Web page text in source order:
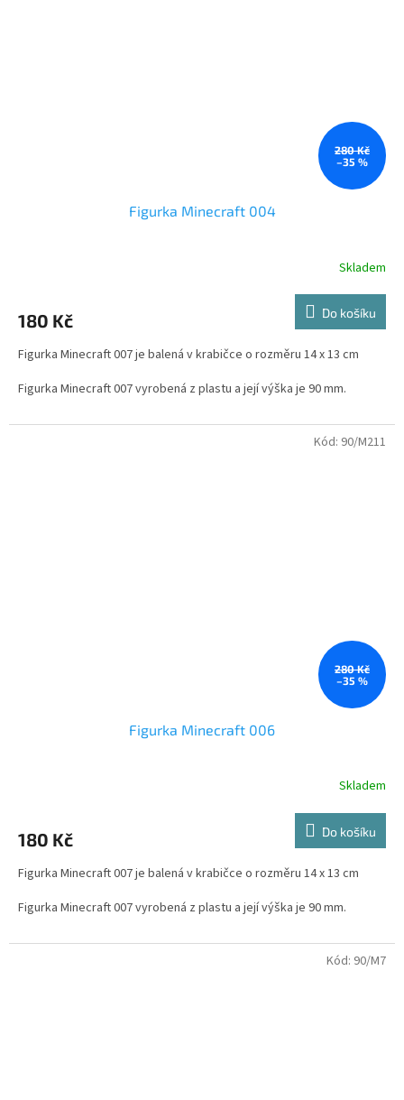
280 Kč
–35 %
Figurka Minecraft 004
je
z
hvězdiček.
Skladem
180 Kč Do košíku
Figurka Minecraft 007 je balená v krabičce o rozměru 14 x 13 cm
Figurka Minecraft 007 vyrobená z plastu a její výška je 90 mm.
Figurky jsou z nové serie : Minecraft - Dungeons
280 Kč
–35 %
Figurka Minecraft 006
Skladem
180 Kč Do košíku
Figurka Minecraft 007 je balená v krabičce o rozměru 14 x 13 cm
Figurka Minecraft 007 vyrobená z plastu a její výška je 90 mm.
Figurky jsou z nové serie : Minecraft - Dungeons
Kód: 90/M211
Kód: 90/M7